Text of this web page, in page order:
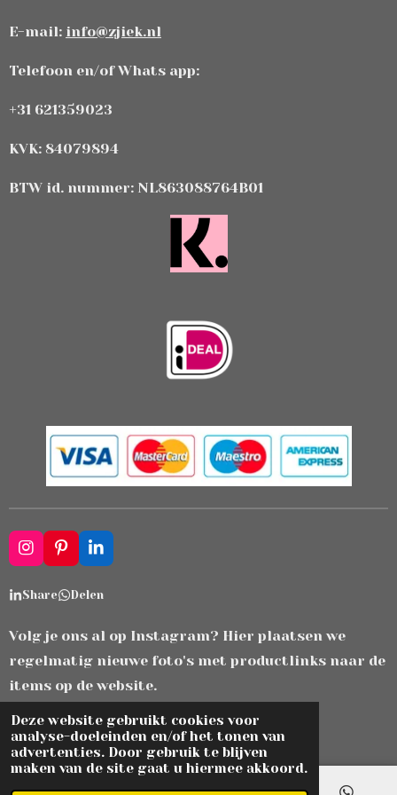
Deze website gebruikt cookies voor
analyse-doeleinden en/of het tonen van
advertenties. Door gebruik te blijven
maken van de site gaat u hiermee akkoord.
E-mail: info@zjiek.nl
Telefoon en/of Whats app:
+31 621359023
KVK: 84079894
BTW id. nummer: NL863088764B01
I
n
s
t
g
a
m
P
i
n
t
r
s
t
L
i
k
d
n
Share Delen
Volg je ons al op Instagram? Hier plaatsen we
regelmatig nieuwe foto's met productlinks naar de
items op de website.
Powered byJouwWeb